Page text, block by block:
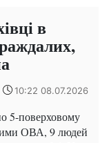
в
10:22 08.07.2026
5-поверховому
ОВА, 9 людей